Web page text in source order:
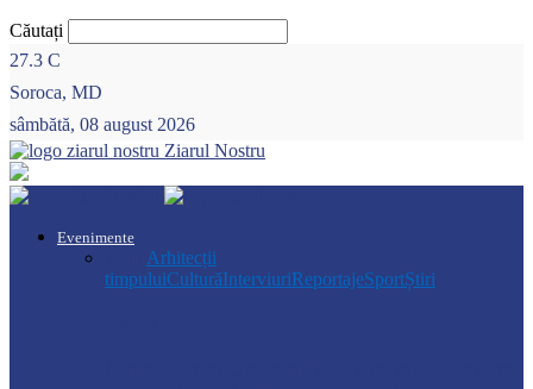
Căutați
27.3 C
Soroca, MD
sâmbătă, 08 august 2026
Ziarul Nostru
Evenimente
Arhitecții
timpuluiCulturăInterviuriReportajeSportȘtiri